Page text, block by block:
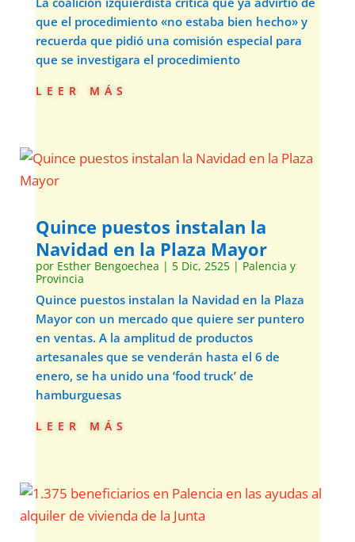
que el procedimiento «no estaba bien hecho» y
recuerda que pidió una comisión especial para
que se investigara el procedimiento
leer más
Quince puestos instalan la
Navidad en la Plaza Mayor
por Esther Bengoechea | 5 Dic, 2525| Palencia y
Provincia
Quince puestos instalan la Navidad en la Plaza
Mayor con un mercado que quiere ser puntero
en ventas. A la amplitud de productos
artesanales que se venderán hasta el 6 de
enero, se ha unido una ‘food truck’ de
hamburguesas
leer más